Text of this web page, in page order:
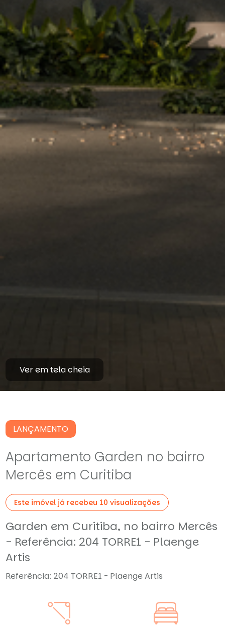
Ver em tela cheia
LANÇAMENTO
Apartamento Garden no bairro
Mercês em Curitiba
Este imóvel já recebeu 10 visualizações
Garden em Curitiba, no bairro Mercês
- Referência: 204 TORRE1 - Plaenge
Artis
Referência: 204 TORRE1 - Plaenge Artis